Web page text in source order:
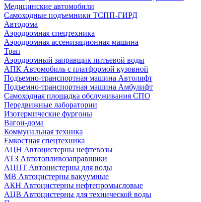
Медицинские автомобили
Самоходные подъемники ТСПП-ГИРД
Автодома
Аэродромная спецтехника
Аэродромная ассенизационная машина
Трап
Аэродромный заправщик питьевой воды
АПК Автомобиль с платформой кузовной
Подъемно-транспортная машина Автолифт
Подъемно-транспортная машина Амбулифт
Самоходная площадка обслуживания СПО
Передвижные лаборатории
Изотермические фургоны
Вагон-дома
Коммунальная техника
Емкостная спецтехника
АЦН Автоцистерны нефтевозы
АТЗ Автотопливозаправщики
АЦПТ Автоцистерны для воды
МВ Автоцистерны вакуумные
АКН Автоцистерны нефтепромысловые
АЦВ Автоцистерны для технической воды